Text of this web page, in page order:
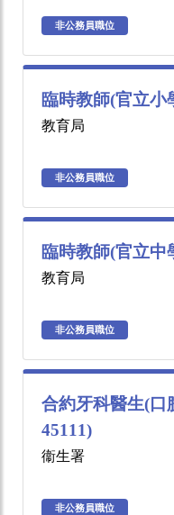
非公務員職位
臨時教師(官立小
教育局
非公務員職位
臨時教師(官立中
教育局
非公務員職位
合約牙科醫生(口
45111)
衞生署
非公務員職位